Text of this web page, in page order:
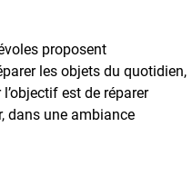
proposent
les objets du quotidien,
est de réparer
dans une ambiance